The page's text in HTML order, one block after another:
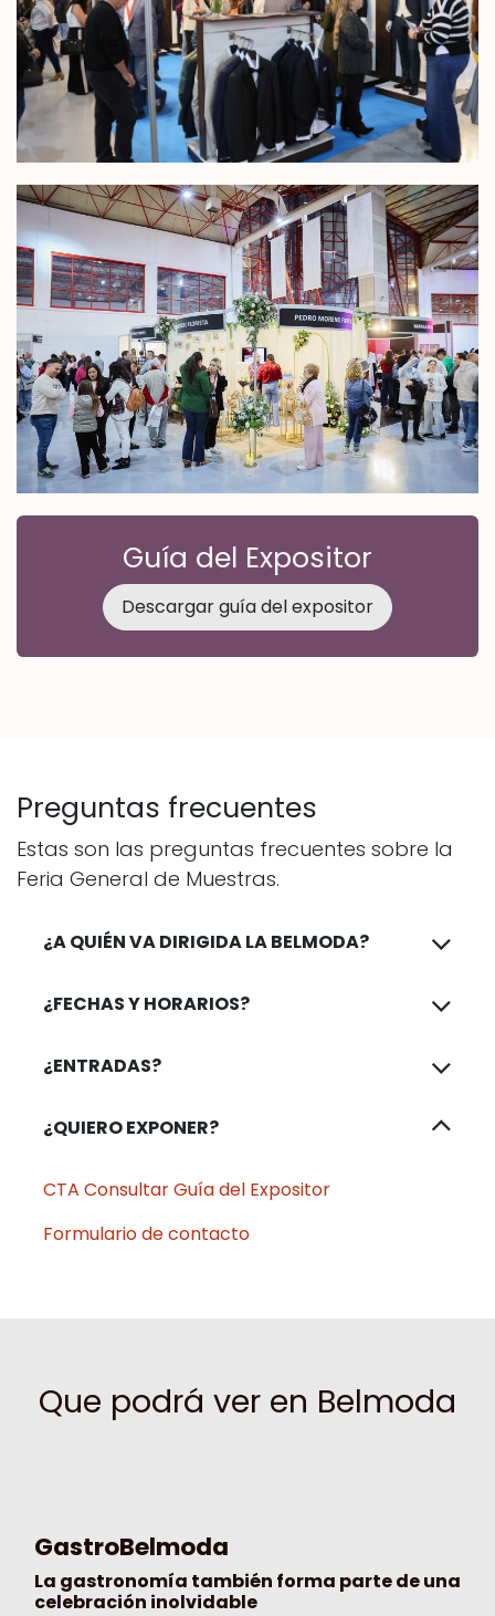
Guía del Expositor
Descargar guía del expositor
Preguntas frecuentes
Estas son las preguntas frecuentes sobre la
Feria General de Muestras.
¿A QUIÉN VA DIRIGIDA LA BELMODA?
¿FECHAS Y HORARIOS?
¿ENTRADAS?
¿QUIERO EXPONER?
CTA Consultar Guía del Expositor
Formulario de contacto
Que podrá ver en Belmoda
GastroBelmoda
La gastronomía también forma parte de una
celebración inolvidable